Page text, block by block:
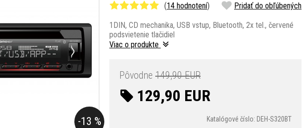
(14 hodnotení) Pridať do obľúbených
1DIN, CD mechanika, USB vstup, Bluetooth, 2x tel., červené
podsvietenie tlačidiel
Viac o produkte
Pôvodne 149,90 EUR
129,90 EUR
Katalógové číslo: DEH-S320BT
-13 %